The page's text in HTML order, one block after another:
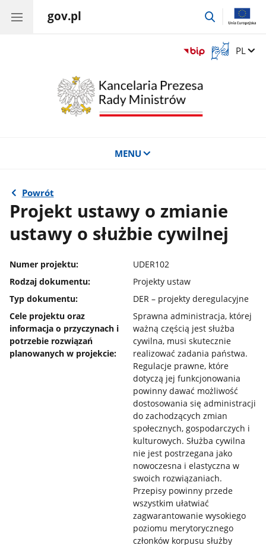
gov.pl
przejdź
Otwórz
okno
Zmień
PL
MENU
Powrót
Projekt ustawy o zmianie
ustawy o służbie cywilnej
Numer projektu:
UDER102
Rodzaj dokumentu:
Projekty ustaw
Typ dokumentu:
DER – projekty deregulacyjne
Cele projektu oraz
informacja o przyczynach i
potrzebie rozwiązań
planowanych w projekcie:
Sprawna administracja, której
ważną częścią jest służba
cywilna, musi skutecznie
realizować zadania państwa.
Regulacje prawne, które
dotyczą jej funkcjonowania
powinny dawać możliwość
dostosowania się administracji
do zachodzących zmian
społecznych, gospodarczych i
kulturowych. Służba cywilna
nie jest postrzegana jako
nowoczesna i elastyczna w
swoich rozwiązaniach.
Przepisy powinny przede
wszystkim ułatwiać
zagwarantowanie wysokiego
poziomu merytorycznego
członków korpusu służby